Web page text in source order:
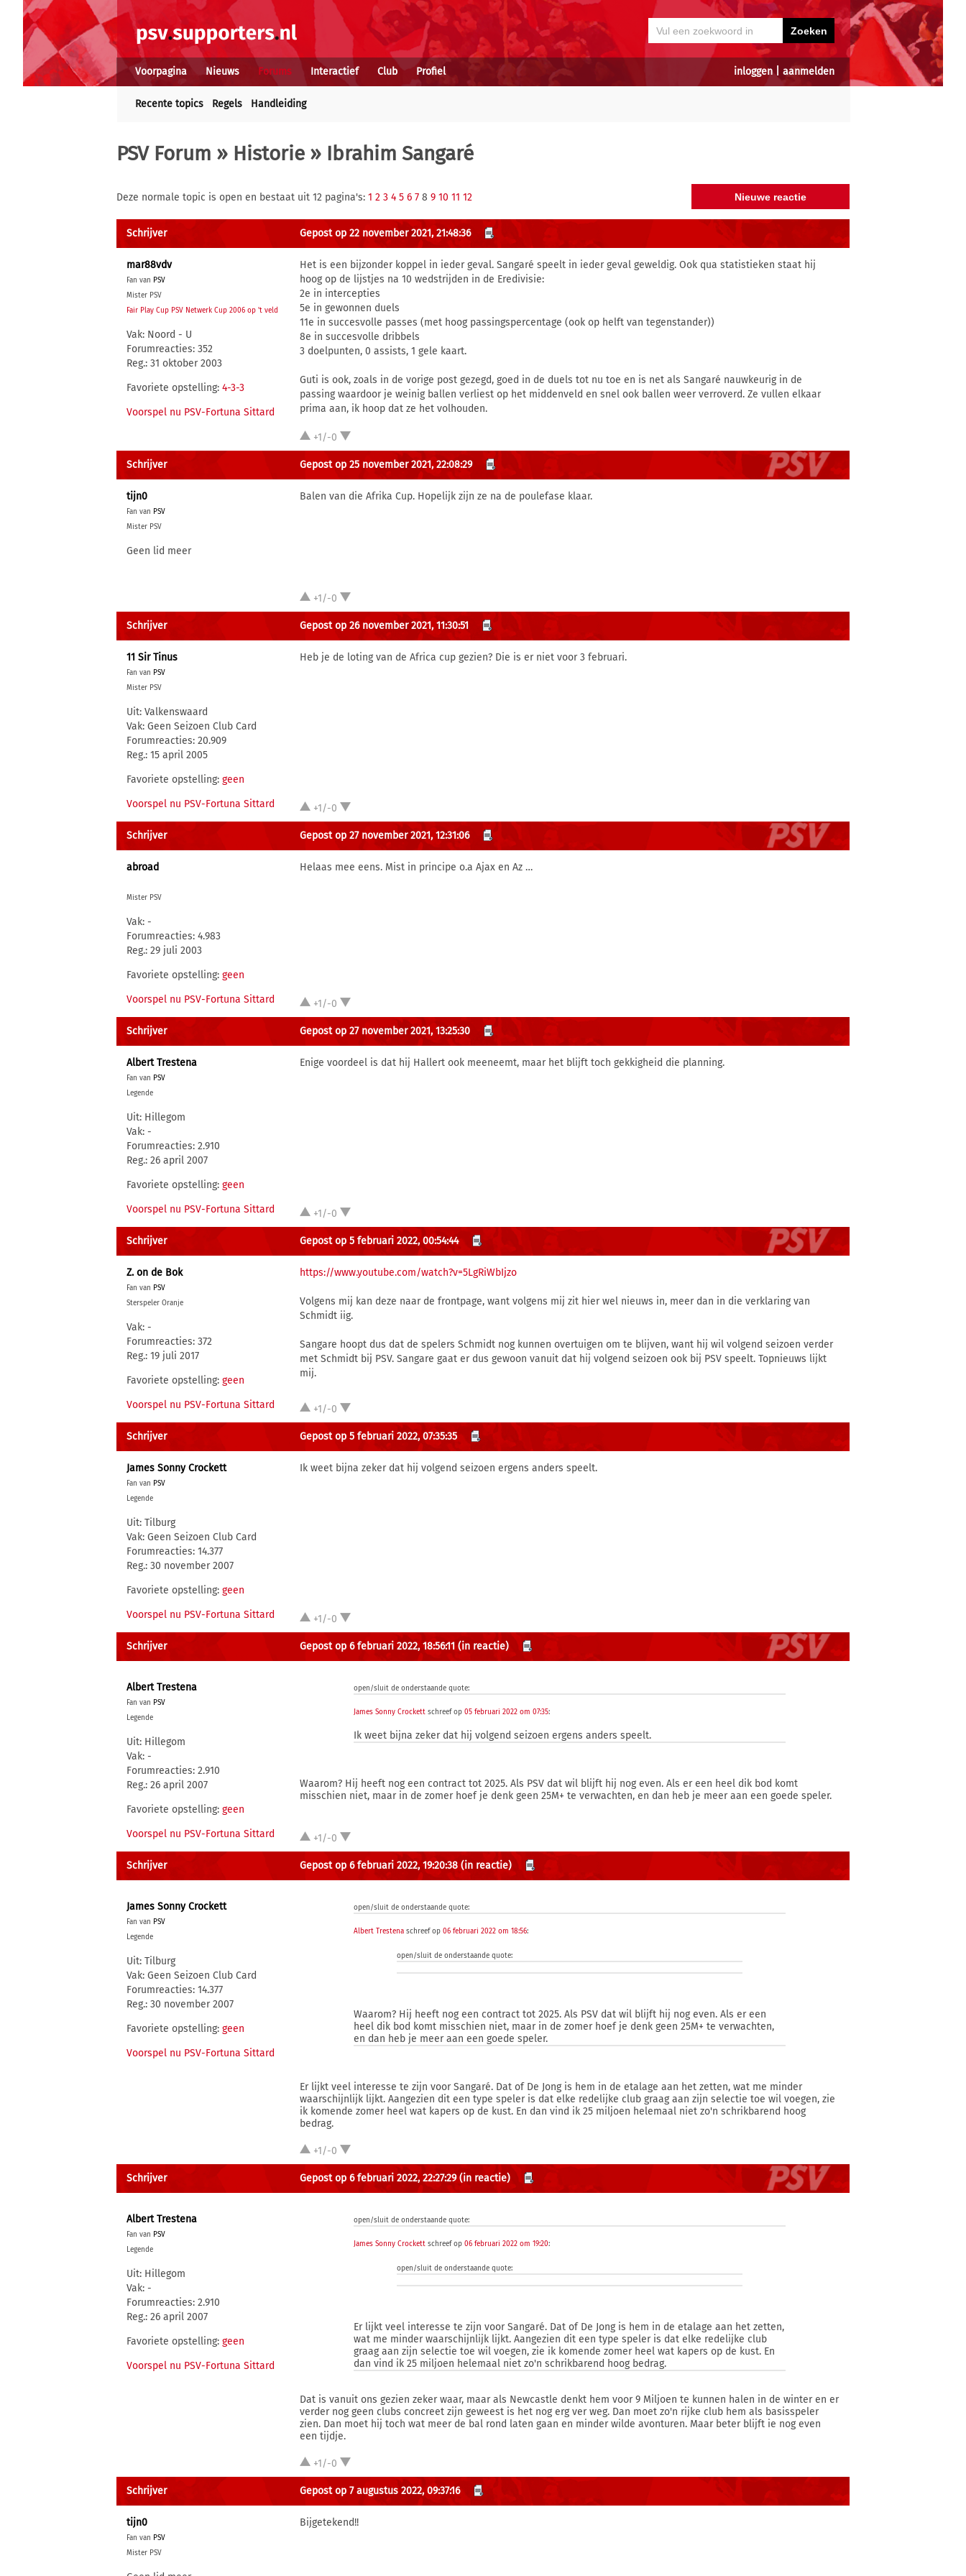
inloggen| aanmelden
Voorpagina Nieuws Forums Interactief Club Profiel
Recente topics Regels Handleiding
PSV Forum » Historie » Ibrahim Sangaré
Deze normale topic is open en bestaat uit 12 pagina's: 1 2 3 4 5 6 7 8 9 10 11 12
Schrijver Gepost op 22 november 2021, 21:48:36
mar88vdv
Fan van PSV
Mister PSV
Fair Play Cup PSV Netwerk Cup 2006 op 't veld
Vak: Noord - U
Forumreacties: 352
Reg.: 31 oktober 2003
Favoriete opstelling: 4-3-3
Voorspel nu PSV-Fortuna Sittard
Het is een bijzonder koppel in ieder geval. Sangaré speelt in ieder geval geweldig. Ook qua statistieken staat hij
hoog op de lijstjes na 10 wedstrijden in de Eredivisie:
2e in intercepties
5e in gewonnen duels
11e in succesvolle passes (met hoog passingspercentage (ook op helft van tegenstander))
8e in succesvolle dribbels
3 doelpunten, 0 assists, 1 gele kaart.
Guti is ook, zoals in de vorige post gezegd, goed in de duels tot nu toe en is net als Sangaré nauwkeurig in de
passing waardoor je weinig ballen verliest op het middenveld en snel ook ballen weer verroverd. Ze vullen elkaar
prima aan, ik hoop dat ze het volhouden.
+1/-0
Schrijver Gepost op 25 november 2021, 22:08:29
tijn0
Fan van PSV
Mister PSV
Geen lid meer
Balen van die Afrika Cup. Hopelijk zijn ze na de poulefase klaar.
+1/-0
Schrijver Gepost op 26 november 2021, 11:30:51
11 Sir Tinus
Fan van PSV
Mister PSV
Uit: Valkenswaard
Vak: Geen Seizoen Club Card
Forumreacties: 20.909
Reg.: 15 april 2005
Favoriete opstelling: geen
Voorspel nu PSV-Fortuna Sittard
Heb je de loting van de Africa cup gezien? Die is er niet voor 3 februari.
+1/-0
Schrijver Gepost op 27 november 2021, 12:31:06
abroad
Mister PSV
Vak: -
Forumreacties: 4.983
Reg.: 29 juli 2003
Favoriete opstelling: geen
Voorspel nu PSV-Fortuna Sittard
Helaas mee eens. Mist in principe o.a Ajax en Az …
+1/-0
Schrijver Gepost op 27 november 2021, 13:25:30
Albert Trestena
Fan van PSV
Legende
Uit: Hillegom
Vak: -
Forumreacties: 2.910
Reg.: 26 april 2007
Favoriete opstelling: geen
Voorspel nu PSV-Fortuna Sittard
Enige voordeel is dat hij Hallert ook meeneemt, maar het blijft toch gekkigheid die planning.
+1/-0
Schrijver Gepost op 5 februari 2022, 00:54:44
Z. on de Bok
Fan van PSV
Sterspeler Oranje
Vak: -
Forumreacties: 372
Reg.: 19 juli 2017
Favoriete opstelling: geen
Voorspel nu PSV-Fortuna Sittard
https://www.youtube.com/watch?v=5LgRiWbIjzo
Volgens mij kan deze naar de frontpage, want volgens mij zit hier wel nieuws in, meer dan in die verklaring van
Schmidt iig.
Sangare hoopt dus dat de spelers Schmidt nog kunnen overtuigen om te blijven, want hij wil volgend seizoen verder
met Schmidt bij PSV. Sangare gaat er dus gewoon vanuit dat hij volgend seizoen ook bij PSV speelt. Topnieuws lijkt
mij.
+1/-0
Schrijver Gepost op 5 februari 2022, 07:35:35
James Sonny Crockett
Fan van PSV
Legende
Uit: Tilburg
Vak: Geen Seizoen Club Card
Forumreacties: 14.377
Reg.: 30 november 2007
Favoriete opstelling: geen
Voorspel nu PSV-Fortuna Sittard
Ik weet bijna zeker dat hij volgend seizoen ergens anders speelt.
+1/-0
Schrijver Gepost op 6 februari 2022, 18:56:11 (in reactie)
Albert Trestena
Fan van PSV
Legende
Uit: Hillegom
Vak: -
Forumreacties: 2.910
Reg.: 26 april 2007
Favoriete opstelling: geen
Voorspel nu PSV-Fortuna Sittard
open/sluit de onderstaande quote:
James Sonny Crockett schreef op05 februari 2022 om 07:35:
Ik weet bijna zeker dat hij volgend seizoen ergens anders speelt.
Waarom? Hij heeft nog een contract tot 2025. Als PSV dat wil blijft hij nog even. Als er een heel dik bod komt
misschien niet, maar in de zomer hoef je denk geen 25M+ te verwachten, en dan heb je meer aan een goede speler.
+1/-0
Schrijver Gepost op 6 februari 2022, 19:20:38 (in reactie)
James Sonny Crockett
Fan van PSV
Legende
Uit: Tilburg
Vak: Geen Seizoen Club Card
Forumreacties: 14.377
Reg.: 30 november 2007
Favoriete opstelling: geen
Voorspel nu PSV-Fortuna Sittard
open/sluit de onderstaande quote:
Albert Trestena schreef op06 februari 2022 om 18:56:
open/sluit de onderstaande quote:
Waarom? Hij heeft nog een contract tot 2025. Als PSV dat wil blijft hij nog even. Als er een
heel dik bod komt misschien niet, maar in de zomer hoef je denk geen 25M+ te verwachten,
en dan heb je meer aan een goede speler.
Er lijkt veel interesse te zijn voor Sangaré. Dat of De Jong is hem in de etalage aan het zetten, wat me minder
waarschijnlijk lijkt. Aangezien dit een type speler is dat elke redelijke club graag aan zijn selectie toe wil voegen, zie
ik komende zomer heel wat kapers op de kust. En dan vind ik 25 miljoen helemaal niet zo'n schrikbarend hoog
bedrag.
+1/-0
Schrijver Gepost op 6 februari 2022, 22:27:29 (in reactie)
Albert Trestena
Fan van PSV
Legende
Uit: Hillegom
Vak: -
Forumreacties: 2.910
Reg.: 26 april 2007
Favoriete opstelling: geen
Voorspel nu PSV-Fortuna Sittard
open/sluit de onderstaande quote:
James Sonny Crockett schreef op06 februari 2022 om 19:20:
open/sluit de onderstaande quote:
Er lijkt veel interesse te zijn voor Sangaré. Dat of De Jong is hem in de etalage aan het zetten,
wat me minder waarschijnlijk lijkt. Aangezien dit een type speler is dat elke redelijke club
graag aan zijn selectie toe wil voegen, zie ik komende zomer heel wat kapers op de kust. En
dan vind ik 25 miljoen helemaal niet zo'n schrikbarend hoog bedrag.
Dat is vanuit ons gezien zeker waar, maar als Newcastle denkt hem voor 9 Miljoen te kunnen halen in de winter en er
verder nog geen clubs concreet zijn geweest is het nog erg ver weg. Dan moet zo'n rijke club hem als basisspeler
zien. Dan moet hij toch wat meer de bal rond laten gaan en minder wilde avonturen. Maar beter blijft ie nog even
een tijdje.
+1/-0
Schrijver Gepost op 7 augustus 2022, 09:37:16
tijn0
Fan van PSV
Mister PSV
Bijgetekend!!